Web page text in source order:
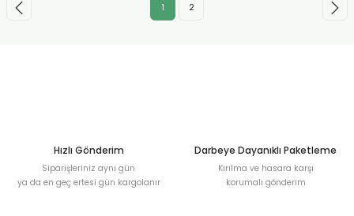
1 2
Hızlı Gönderim
Siparişleriniz aynı gün
ya da en geç ertesi gün kargolanır
Darbeye Dayanıklı Paketleme
Kırılma ve hasara karşı
korumalı gönderim